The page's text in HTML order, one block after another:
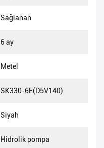
Sağlanan
6 ay
Metel
SK330-6E(D5V140)
Siyah
Hidrolik pompa